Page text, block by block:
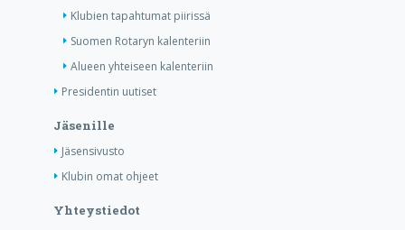
Klubien tapahtumat piirissä
Suomen Rotaryn kalenteriin
Alueen yhteiseen kalenteriin
Presidentin uutiset
Jäsenille
Jäsensivusto
Klubin omat ohjeet
Yhteystiedot